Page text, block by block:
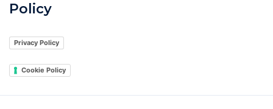
Policy
Privacy Policy
Cookie Policy